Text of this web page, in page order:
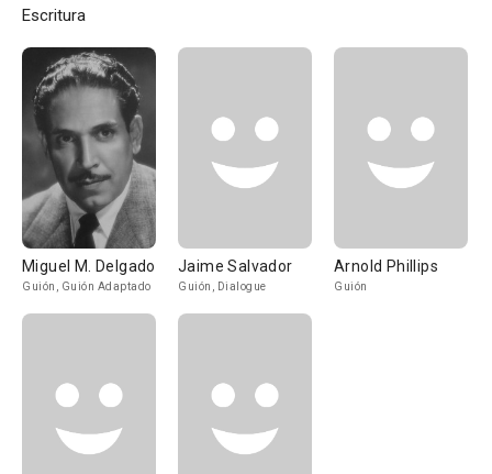
Escritura
Miguel M. Delgado
Guión, Guión Adaptado
Jaime Salvador
Guión, Dialogue
Arnold Phillips
Guión